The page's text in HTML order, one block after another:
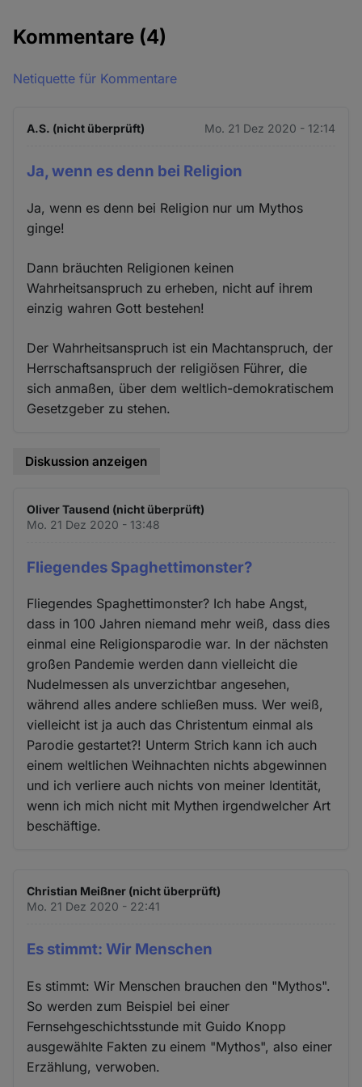
Kommentare (4)
Netiquette für Kommentare
A.S. (nicht überprüft) Mo. 21 Dez 2020 - 12:14
Ja, wenn es denn bei Religion
Ja, wenn es denn bei Religion nur um Mythos
ginge!
Dann bräuchten Religionen keinen
Wahrheitsanspruch zu erheben, nicht auf ihrem
einzig wahren Gott bestehen!
Der Wahrheitsanspruch ist ein Machtanspruch, der
Herrschaftsanspruch der religiösen Führer, die
sich anmaßen, über dem weltlich-demokratischem
Gesetzgeber zu stehen.
Diskussion anzeigen
Oliver Tausend (nicht überprüft)
Mo. 21 Dez 2020 - 13:48
Fliegendes Spaghettimonster?
Fliegendes Spaghettimonster? Ich habe Angst,
dass in 100 Jahren niemand mehr weiß, dass dies
einmal eine Religionsparodie war. In der nächsten
großen Pandemie werden dann vielleicht die
Nudelmessen als unverzichtbar angesehen,
während alles andere schließen muss. Wer weiß,
vielleicht ist ja auch das Christentum einmal als
Parodie gestartet?! Unterm Strich kann ich auch
einem weltlichen Weihnachten nichts abgewinnen
und ich verliere auch nichts von meiner Identität,
wenn ich mich nicht mit Mythen irgendwelcher Art
beschäftige.
Christian Meißner (nicht überprüft)
Mo. 21 Dez 2020 - 22:41
Es stimmt: Wir Menschen
Es stimmt: Wir Menschen brauchen den "Mythos".
So werden zum Beispiel bei einer
Fernsehgeschichtsstunde mit Guido Knopp
ausgewählte Fakten zu einem "Mythos", also einer
Erzählung, verwoben.